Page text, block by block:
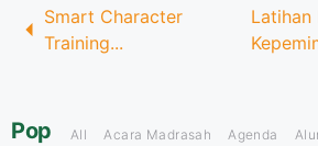
Smart Character
Training...
Latihan
Pop
All Acara Madrasah Agenda